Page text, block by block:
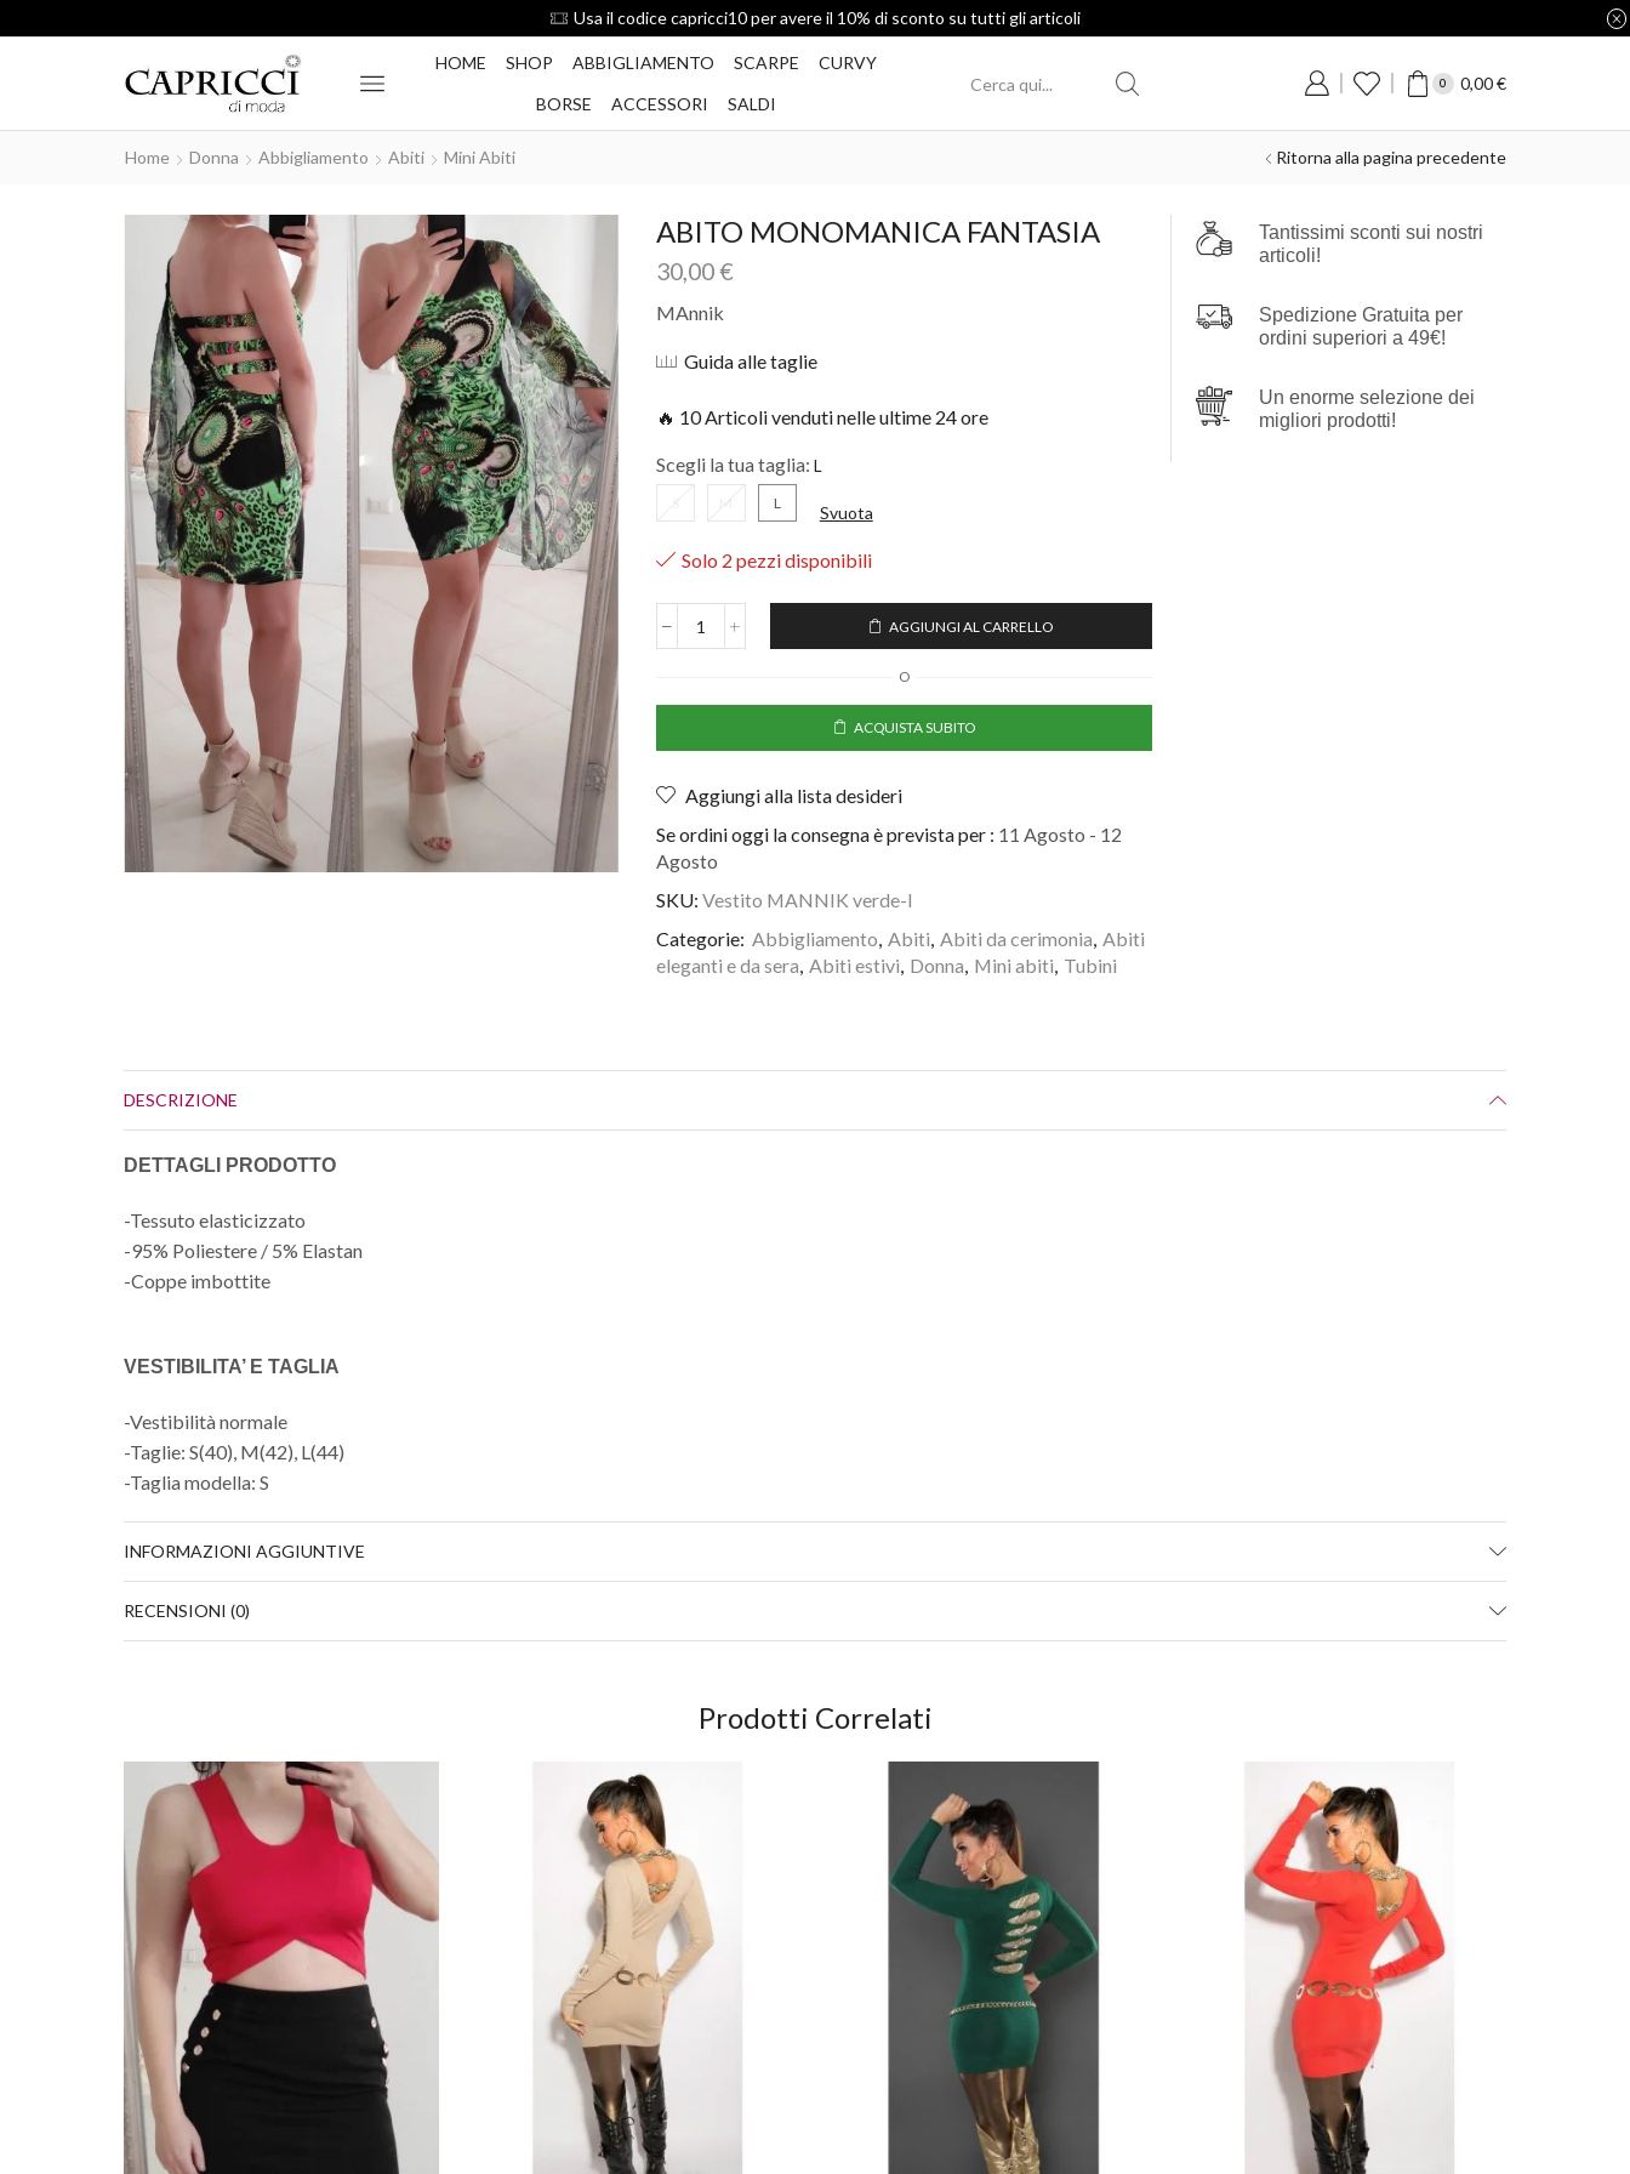
Usa il codice capricci10 per avere il 10% di sconto su tutti gli articoli
HOME SHOP ABBIGLIAMENTO SCARPE
CURVY
BORSE
ACCESSORI SALDI
0 0,00€
Home Donna Abbigliamento Abiti Mini Abiti Ritorna alla pagina precedente
ABITO MONOMANICA FANTASIA
30,00€
MAnnik
Guida alle taglie
🔥 10 Articoli venduti nelle ultime 24 ore
Scegli la tua taglia:
S M L Svuota
Solo 2 pezzi disponibili
AGGIUNGI AL CARRELLO
O
ACQUISTA SUBITO
Aggiungi alla lista desideri
Se ordini oggi la consegna è prevista per : 11 Agosto - 12
Agosto
SKU: Vestito MANNIK verde-l
Categorie: Abbigliamento Abiti Abiti da cerimonia Abiti
eleganti e da sera Abiti estivi Donna Mini abiti Tubini
Tantissimi sconti sui nostri
articoli!
Spedizione Gratuita per
ordini superiori a 49€!
Un enorme selezione dei
migliori prodotti!
DESCRIZIONE
DETTAGLI PRODOTTO
-Tessuto elasticizzato
-95% Poliestere / 5% Elastan
-Coppe imbottite
VESTIBILITA’ E TAGLIA
-Vestibilità normale
-Taglie: S(40), M(42), L(44)
-Taglia modella: S
INFORMAZIONI AGGIUNTIVE
RECENSIONI (0)
Prodotti Correlati